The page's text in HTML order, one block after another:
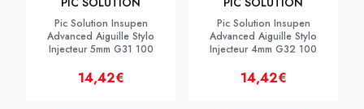
Pic Solution Insupen
Advanced Aiguille Stylo
Injecteur 5mm G31 100
14,42€
Pic Solution Insupen
Advanced Aiguille Stylo
Injecteur 4mm G32 100
14,42€